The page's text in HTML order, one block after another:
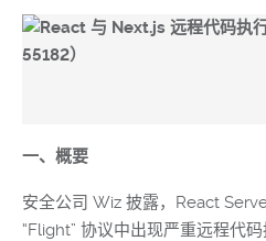
一、概要
安全公司 Wiz 披露，React
“Flight” 协议中出现严重远程代